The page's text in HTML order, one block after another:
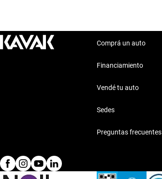
Comprá un auto
Financiamiento
Vendé tu auto
Sedes
Preguntas frecuentes